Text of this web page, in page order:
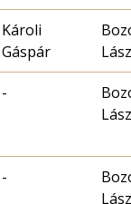
Károli
Gáspár
-
-